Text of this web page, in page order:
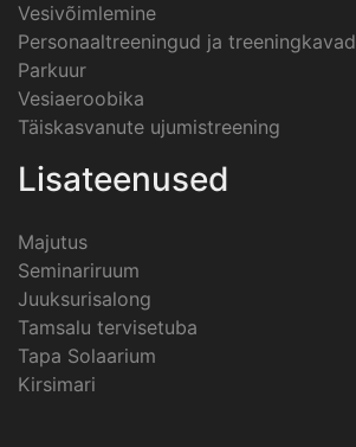
Vesivõimlemine
Personaaltreeningud ja treeningkavad
Parkuur
Vesiaeroobika
Täiskasvanute ujumistreening
Lisateenused
Majutus
Seminariruum
Juuksurisalong
Tamsalu tervisetuba
Tapa Solaarium
Kirsimari